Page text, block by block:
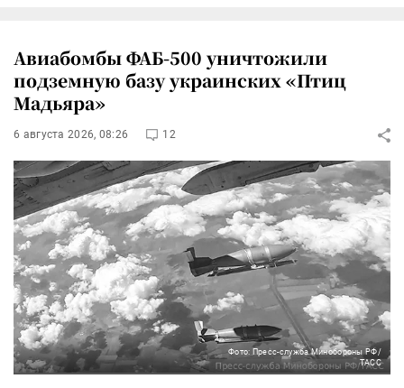
Авиабомбы ФАБ-500 уничтожили
подземную базу украинских «Птиц
Мадьяра»
6 августа 2026, 08:26 12
Фото: Пресс-служба Минобороны РФ/
ТАСС